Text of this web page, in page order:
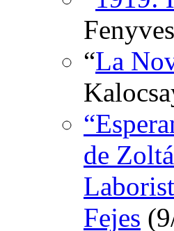
“La
de
Fejes